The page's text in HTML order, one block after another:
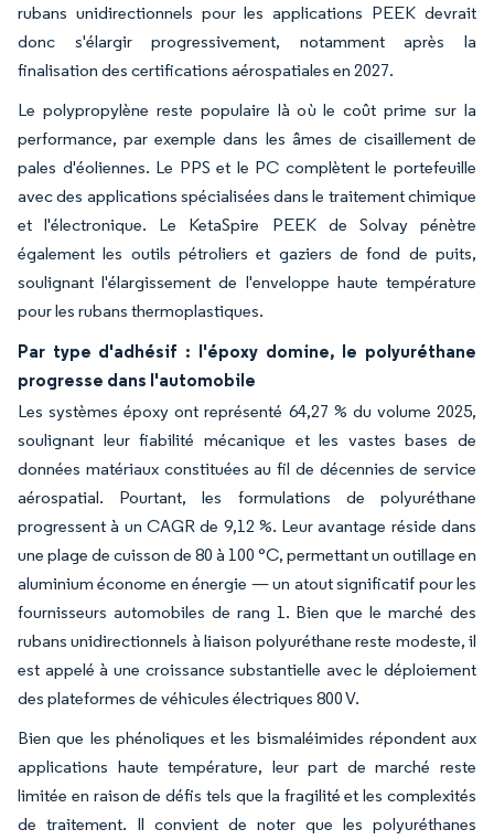
rubans unidirectionnels pour les applications PEEK devrait
donc s'élargir progressivement, notamment après la
finalisation des certifications aérospatiales en 2027.
Le polypropylène reste populaire là où le coût prime sur la
performance, par exemple dans les âmes de cisaillement de
pales d'éoliennes. Le PPS et le PC complètent le portefeuille
avec des applications spécialisées dans le traitement chimique
et l'électronique. Le KetaSpire PEEK de Solvay pénètre
également les outils pétroliers et gaziers de fond de puits,
soulignant l'élargissement de l'enveloppe haute température
pour les rubans thermoplastiques.
Par type d'adhésif : l'époxy domine, le polyuréthane
progresse dans l'automobile
Les systèmes époxy ont représenté 64,27 % du volume 2025,
soulignant leur fiabilité mécanique et les vastes bases de
données matériaux constituées au fil de décennies de service
aérospatial. Pourtant, les formulations de polyuréthane
progressent à un CAGR de 9,12 %. Leur avantage réside dans
une plage de cuisson de 80 à 100 °C, permettant un outillage en
aluminium économe en énergie — un atout significatif pour les
fournisseurs automobiles de rang 1. Bien que le marché des
rubans unidirectionnels à liaison polyuréthane reste modeste, il
est appelé à une croissance substantielle avec le déploiement
des plateformes de véhicules électriques 800 V.
Bien que les phénoliques et les bismaléimides répondent aux
applications haute température, leur part de marché reste
limitée en raison de défis tels que la fragilité et les complexités
de traitement. Il convient de noter que les polyuréthanes